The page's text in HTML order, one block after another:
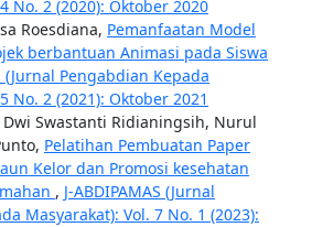
No. 2 (2020): Oktober 2020
Roesdiana, Pemanfaatan Model
berbantuan Animasi pada Siswa
(Jurnal Pengabdian Kepada
No. 2 (2021): Oktober 2021
Swastanti Ridianingsih, Nurul
Pelatihan Pembuatan Paper
Kelor dan Promosi kesehatan
, J-ABDIPAMAS (Jurnal
Masyarakat): Vol. 7 No. 1 (2023):